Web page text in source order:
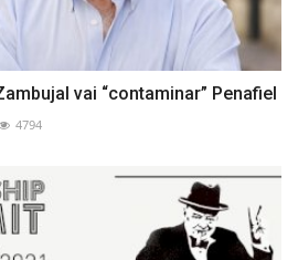
vai “contaminar” Penafiel
4794